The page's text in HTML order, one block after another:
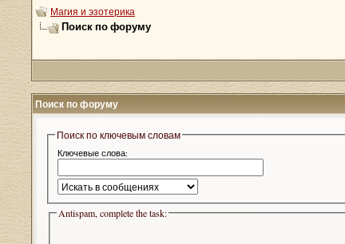
Магия и эзотерика
Поиск по форуму
Поиск по форуму
Поиск по ключевым словам
Ключевые слова:
Antispam, complete the task: